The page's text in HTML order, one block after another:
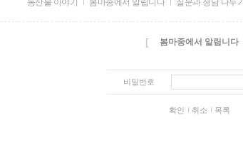
농산물 이야기 봄마중에서 알립니다 질문과 정담 나누기
[ 봄마중에서 알립니다
비밀번호
확인 취소 목록